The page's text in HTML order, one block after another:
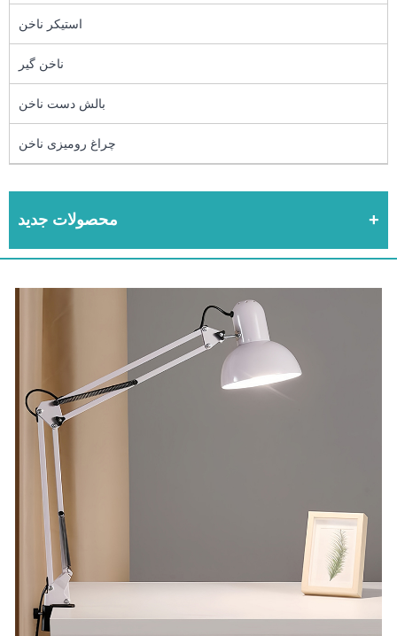
استیکر ناخن
ناخن گیر
بالش دست ناخن
چراغ رومیزی ناخن
محصولات جدید